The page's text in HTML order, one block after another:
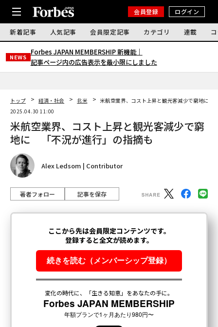
会員登録 ログイン
新着記事 人気記事 会員限定記事 カテゴリ 連載
NEWS
Forbes JAPAN MEMBERSHIP 新機能｜
記事ページ内の広告表示を最小限にしました
トップ 経済・社会 北米
米航空業界、コスト上昇と観光客減少で窮地に
2025.04.30 11:00
米航空業界、コスト上昇と観光客減少で窮
地に 「不況が進行」の指摘も
Alex Ledsom | Contributor
著者フォロー 記事を保存